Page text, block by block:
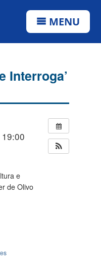
MENU
Interroga’
e
de Olivo